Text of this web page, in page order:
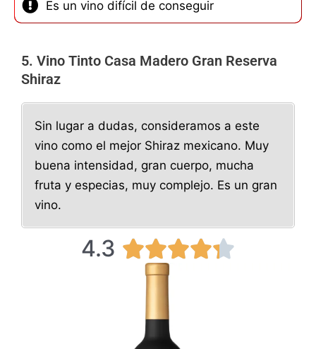
Es un vino difícil de conseguir
5. Vino Tinto Casa Madero Gran Reserva
Shiraz
Sin lugar a dudas, consideramos a este
vino como el mejor Shiraz mexicano. Muy
buena intensidad, gran cuerpo, mucha
fruta y especias, muy complejo. Es un gran
vino.
4.3 